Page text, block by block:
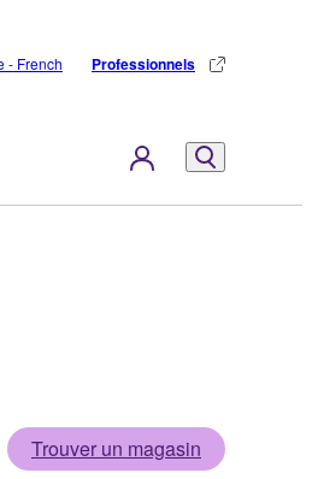
- French Professionnels
Trouver un magasin